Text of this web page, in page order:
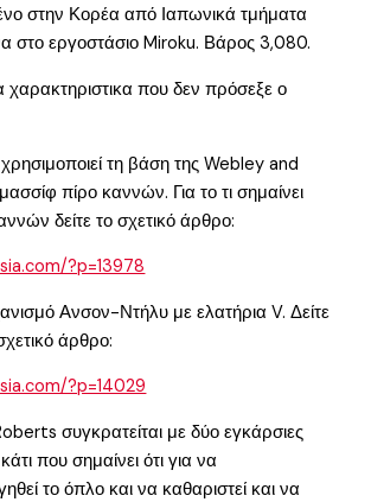
στην Κορέα από Ιαπωνικά τμήματα
στο εργοστάσιο Miroku. Βάρος 3,080.
χαρακτηριστικα που δεν πρόσεξε ο
τη βάση της Webley and
πίρο καννών. Για το τι σημαίνει
δείτε το σχετικό άρθρο:
?p=13978
Ανσον-Ντήλυ με ελατήρια V. Δείτε
άρθρο:
?p=14029
συγκρατείται με δύο εγκάρσιες
που σημαίνει ότι για να
το όπλο και να καθαριστεί και να